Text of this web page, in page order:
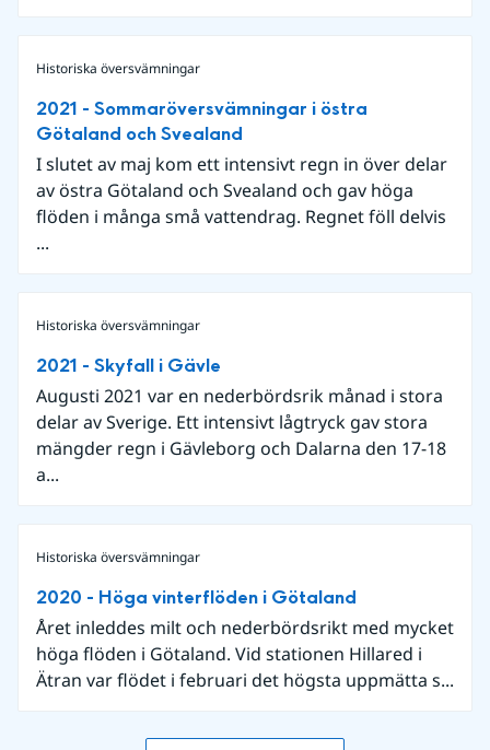
Historiska översvämningar
2021 - Sommaröversvämningar i östra
Götaland och Svealand
I slutet av maj kom ett intensivt regn in över delar
av östra Götaland och Svealand och gav höga
flöden i många små vattendrag. Regnet föll delvis
...
Historiska översvämningar
2021 - Skyfall i Gävle
Augusti 2021 var en nederbördsrik månad i stora
delar av Sverige. Ett intensivt lågtryck gav stora
mängder regn i Gävleborg och Dalarna den 17-18
a...
Historiska översvämningar
2020 - Höga vinterflöden i Götaland
Året inleddes milt och nederbördsrikt med mycket
höga flöden i Götaland. Vid stationen Hillared i
Ätran var flödet i februari det högsta uppmätta s...